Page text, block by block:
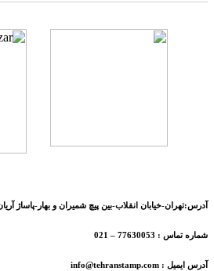
آدرس:تهران-خیابان انقلاب-بین پیچ شمیران و بهار-پاساژ
شماره تماس : 77630053 – 021
آدرس ایمیل : info@tehranstamp.com